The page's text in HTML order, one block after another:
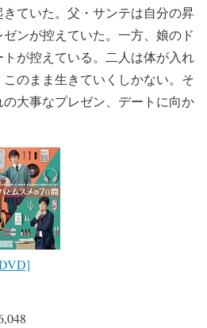
ていた。父・サンテは自分の昇
ンが控えていた。一方、娘のド
が控えている。二人は体が入れ
のまま生きていくしかない。そ
大事なプレゼン、デートに向か